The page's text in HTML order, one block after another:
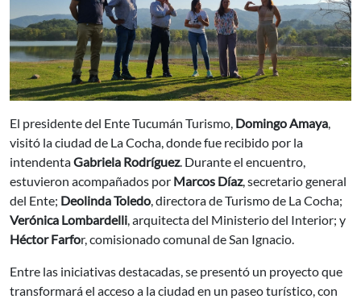
El presidente del Ente Tucumán Turismo, Domingo Amaya,
visitó la ciudad de La Cocha, donde fue recibido por la
intendentaGabriela Rodríguez. Durante el encuentro,
estuvieron acompañados por Marcos Díaz, secretario general
del Ente; Deolinda Toledo, directora de Turismo de La Cocha;
Verónica Lombardelli, arquitecta del Ministerio del Interior; y
Héctor Farfor, comisionado comunal de San Ignacio.
Entre las iniciativas destacadas, se presentó un proyecto que
transformará el acceso a la ciudad en un paseo turístico, con